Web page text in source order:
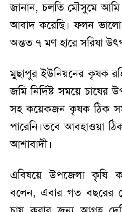
জানান, চলতি মৌসুমে আমি
আবাদ করেছি। ফলন
অন্তত ৭ মণ হারে সরিষা
মুছাপুর ইউনিয়নের কৃষক
জমি নির্দিষ্ট সময়ে চাষের
সহ কয়েকজন কৃষক ঠিক
পারেনি।তবে আবহাওয়া
আশাবাদী।
এবিষয়ে উপজেলা কৃষি
বলেন, এবার গত বছরের